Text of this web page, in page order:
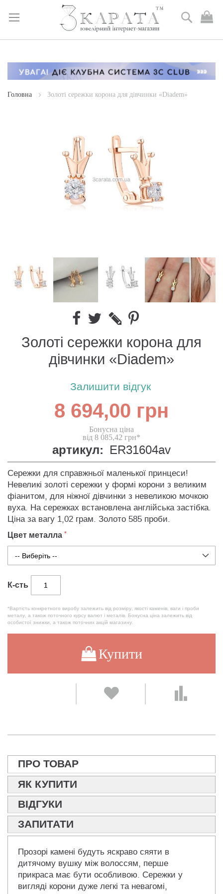
Skip
Content
Пошук
Головна Золоті сережки корона для дівчинки «Diadem»
Золоті сережки корона для
дівчинки «Diadem»
Залишити відгук
8 694,00 грн
Бонусна ціна
від 8 085,42 грн*
артикул: ER31604av
Сережки для справжньої маленької принцеси!
Невеликі золоті сережки у формі корони з великим
фіанитом, для ніжної дівчинки з невеликою мочкою
вуха. На сережках встановлена англійська застібка.
Ціна за вагу 1,02 грам. Золото 585 проби.
Цвет металла
К-сть
*Вартість конкретного виробу залежить від розміру, якості каменів, ваги і проби
металу, а також поточного курсу валют і металів. Бонусна ціна залежить від
особистої знижки, а також поточних акцій магазину.
Купити
ПРО ТОВАР
ЯК КУПИТИ
ВІДГУКИ
ЗАПИТАТИ
Прозорі камені будуть яскраво сяяти в
дитячому вушку між волоссям, перше
прикраса має бути особливою. Сережки у
вигляді корони дуже легкі та невагомі,